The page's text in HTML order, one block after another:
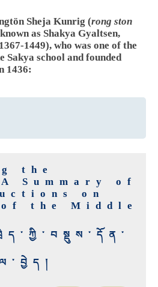
Sheja Kunrig (rong ston
as Shakya Gyaltsen,
1449), who was one of the
Sakya school and founded
1436:
the
Summary of
on
the Middle